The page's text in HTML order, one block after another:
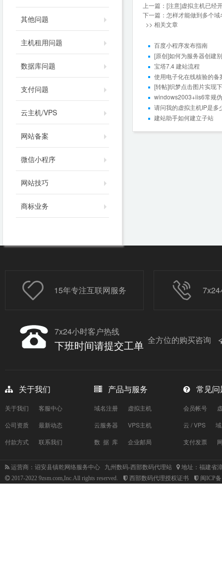
其他问题
主机租用问题
数据库问题
支付问题
云主机/VPS
网站备案
微信小程序
网站技巧
商标业务
上一篇： [注意]虚拟主机已经
下一篇： 怎样才能做到多个
>> 相关文章
百度小程序发布指南
[原创]如何为服务器创建
宝塔7.4 建站流程
使用电子化在线核验的备
[转帖]织梦点击图片实现
windows2003+iis6常规
请问我的虚拟主机IP是多
建站助手如何建立子站
15年专注互联网服务
7x24小时客户热线
下班时间请提交工单 全方位的购买咨询
关于我们
关于我们
客服中心
公司资质
最新动态
付款方式
联系我们
产品与服务
域名注册
虚拟主机
云服务器
VPS主机
数 据 库
企业邮局
常见问
会员帐号
云 / VPS
支付发票
运营商：诏安县镇乾网络服务中心 九州数码-西部数码代理站
地址：福建省
2017-2022 9zsm.com,Inc.All rights reserved.
西部数码代理授权证书 闽ICP